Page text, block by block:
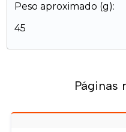
Peso aproximado (g):
45
Páginas